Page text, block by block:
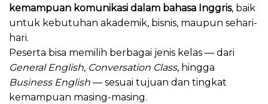
kemampuan komunikasi dalam bahasa Inggris, baik
untuk kebutuhan akademik, bisnis, maupun sehari-
hari.
Peserta bisa memilih berbagai jenis kelas — dari
General English, Conversation Class, hingga
Business English — sesuai tujuan dan tingkat
kemampuan masing-masing.